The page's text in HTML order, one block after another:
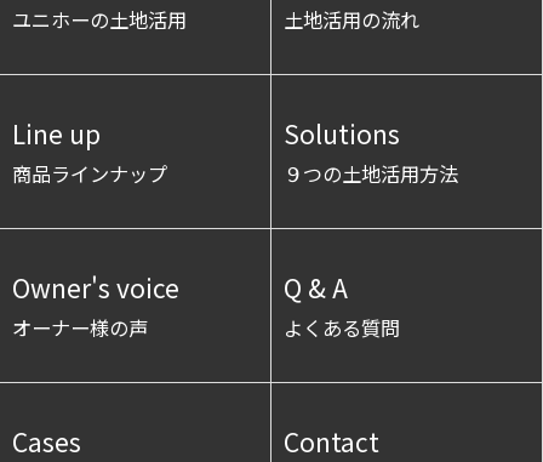
ユニホーの土地活用 土地活用の流れ
Line up
商品ラインナップ
Solutions
９つの土地活用方法
Owner's voice
オーナー様の声
Q & A
よくある質問
Cases Contact